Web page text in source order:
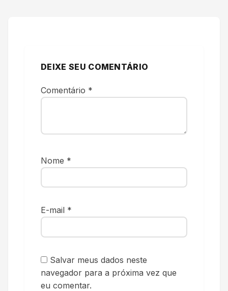
DEIXE SEU COMENTÁRIO
Comentário *
Nome *
E-mail *
Salvar meus dados neste
navegador para a próxima vez que
eu comentar.